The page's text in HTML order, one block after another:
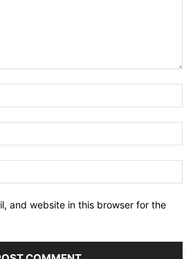
and website in this browser for the